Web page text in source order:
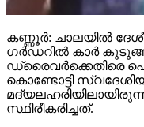
കണ്ണൂർ: ചാലയിൽ
ഗർഡറിൽ കാർ
ഡ്രൈവർക്കെതിരെ
കൊണ്ടോട്ടി
സ്ഥിരീകരിച്ചത്.